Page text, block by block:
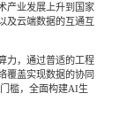
产业发展上升到国家
及云端数据的互通互
力，通过普适的工程
覆盖实现数据的协同
槛，全面构建AI生